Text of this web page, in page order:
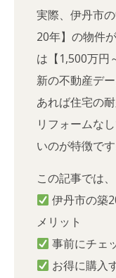
実際、伊丹市
20年】の物件
は【1,500万円
新の不動産デ
あれば住宅の
リフォームな
いのが特徴です
この記事では、
伊丹市の築
メリット
事前にチェ
お得に購入